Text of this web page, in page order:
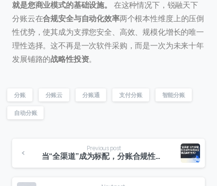
就是您商业模式的基础设施。
在这种情况下，锐融天下
分账云在合规安全与自动化效率两个根本性维度上的压倒
性优势，使其成为支撑您安全、高效、规模化增长的唯一
理性选择。这不再是一次软件采购，而是一次为未来十年
发展铺路的战略性投资。
分账 分账云 分账通 支付分账 智能分账
自动分账
Previous post
当“全渠道”成为标配，分账合规性如何决定连锁品牌的生死？